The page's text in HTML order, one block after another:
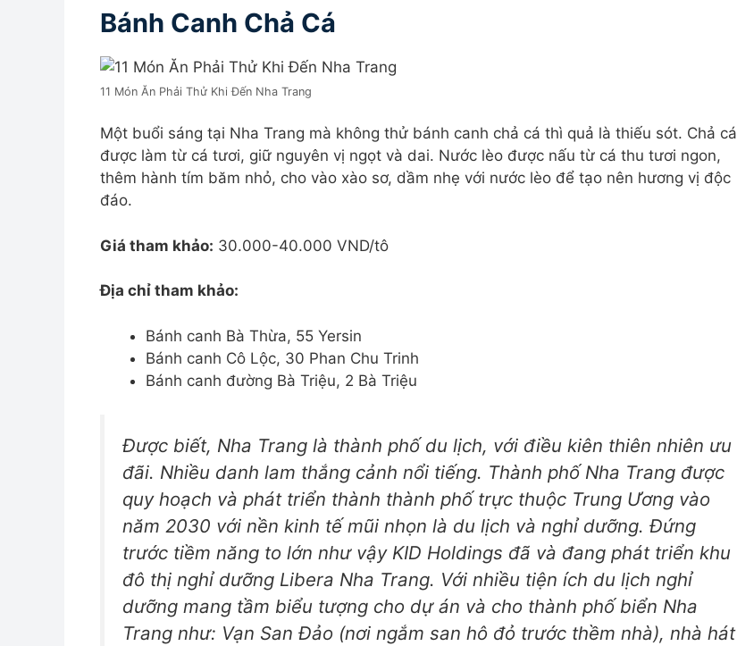
Bánh Canh Chả Cá
11 Món Ăn Phải Thử Khi Đến Nha Trang
Một buổi sáng tại Nha Trang mà không thử bánh canh chả cá thì quả là thiếu sót. Chả cá
được làm từ cá tươi, giữ nguyên vị ngọt và dai. Nước lèo được nấu từ cá thu tươi ngon,
thêm hành tím băm nhỏ, cho vào xào sơ, dầm nhẹ với nước lèo để tạo nên hương vị độc
đáo.
Giá tham khảo: 30.000-40.000 VND/tô
Địa chỉ tham khảo:
Bánh canh Bà Thừa, 55 Yersin
Bánh canh Cô Lộc, 30 Phan Chu Trinh
Bánh canh đường Bà Triệu, 2 Bà Triệu
Được biết, Nha Trang là thành phố du lịch, với điều kiên thiên nhiên ưu
đãi. Nhiều danh lam thắng cảnh nổi tiếng. Thành phố Nha Trang được
quy hoạch và phát triển thành thành phố trực thuộc Trung Ương vào
năm 2030 với nền kinh tế mũi nhọn là du lịch và nghỉ dưỡng. Đứng
trước tiềm năng to lớn như vậy KID Holdings đã và đang phát triển khu
đô thị nghỉ dưỡng Libera Nha Trang. Với nhiều tiện ích du lịch nghỉ
dưỡng mang tầm biểu tượng cho dự án và cho thành phố biển Nha
Trang như: Vạn San Đảo (nơi ngắm san hô đỏ trước thềm nhà), nhà hát